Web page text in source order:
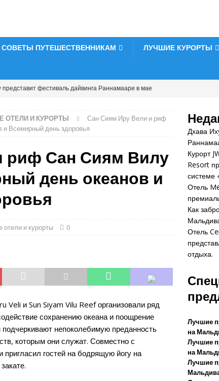
СОВЕТЫ ПУТЕШЕСТВЕННИКАМ ЛУЧШИЕ КУРОРТЫ
представит фестиваль дайвинга Раннамаари в мае
Marriott Maldives Kaafu Atoll Island Resort представляет
Maldives открывает сезон премиальных туров по
ЗВЕЗДОЧНЫЕ ОТЕЛИ И КУРОРТЫ
Grand Lagoon Maldives представляет предложения
ОТЕЛИ И КУРОРТЫ
Сан Сиям Иру Вели и риф
Всемирный день здоровья
риф Сан Сиям Вилу
день океанов и
отели и курорты 0
Veli и Sun Siyam Vilu Reef организовали ряд
сохранению океана и поощрение
непоколебимую преданность
которым они служат. Совместно с
гостей на бодрящую йогу на
Дхава
Курорт
Resort
системе
Отель
Как
Отель
отдыха.
Лучшие
на
Лучшие
на
Лучшие